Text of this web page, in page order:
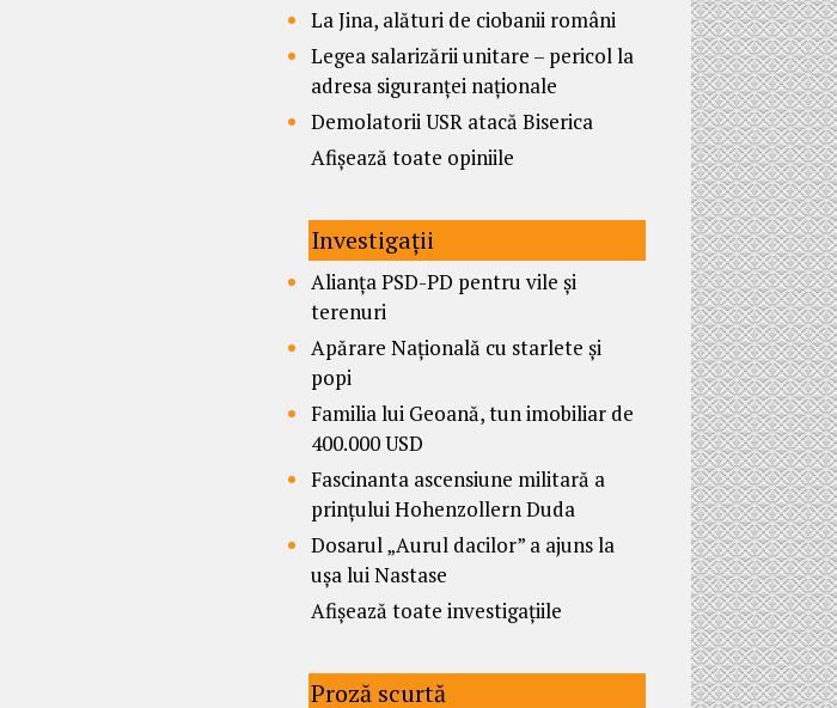
La Jina, alături de ciobanii români
Legea salarizării unitare – pericol la
adresa siguranței naționale
Demolatorii USR atacă Biserica
Afișează toate opiniile
Investigații
Alianța PSD-PD pentru vile și
terenuri
Apărare Națională cu starlete și
popi
Familia lui Geoană, tun imobiliar de
400.000 USD
Fascinanta ascensiune militară a
prințului Hohenzollern Duda
Dosarul „Aurul dacilor” a ajuns la
ușa lui Nastase
Afișează toate investigațiile
Proză scurtă